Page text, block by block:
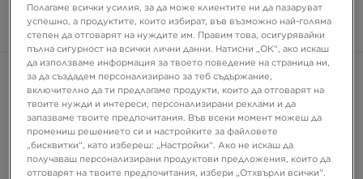
Crocs Echo Clog
2 продукта
Сортирай:Препоръчани Филтрирай
Полагаме всички усилия, за да може клиентите ни да пазаруват
успешно, а продуктите, които избират, във възможно най-голяма
степен да отговарят на нуждите им. Правим това, осигурявайки
пълна сигурност на всички лични данни. Натисни „ОК“, ако искаш
да използваме информация за твоето поведение на страница ни,
за да създадем персонализирано за теб съдържание,
включително да ти предлагаме продукти, които да отговарят на
твоите нужди и интереси, персонализирани реклами и да
запазваме твоите предпочитания. Във всеки момент можеш да
промениш решението си и настройките за файловете
„бисквитки“, като избереш: „Настройки“. Ако не искаш да
получаваш персонализирани продуктови предложения, които да
отговарят на твоите предпочитания, избери „Отхвърли всички“.